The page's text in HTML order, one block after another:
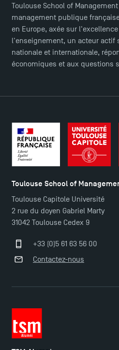
TSM Éducation
Toulouse School of
management publique
en Europe, axée sur
l'enseignement, un acteur actif
nationale et internationale,
économiques et aux questions
Toulouse School of
Toulouse Capitole Université
2 rue du doyen Gabriel Marty
31042 Toulouse Cedex 9
+33 (0)5 61 63 56 00
Contactez-nous